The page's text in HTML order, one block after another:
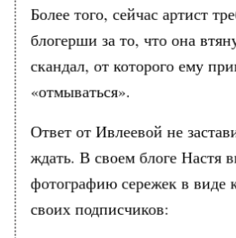
Более того, сейчас артист
блогерши за то, что она
скандал, от которого ему
«отмываться».
Ответ от Ивлеевой не
ждать. В своем блоге Настя
фотографию сережек в виде
своих подписчиков: